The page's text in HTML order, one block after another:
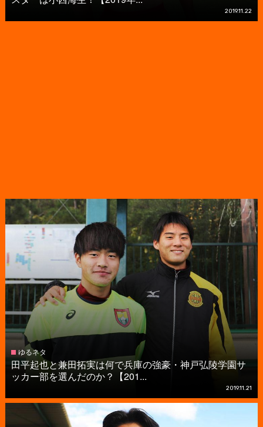
2019.11.22
ゆるネタ
田平起也と兼田拓実は何で兵庫の強豪・神戸弘陵学園サ
ッカー部を選んだのか？【201...
2019.11.21